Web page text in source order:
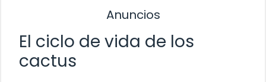
Anuncios
El ciclo de vida de los
cactus